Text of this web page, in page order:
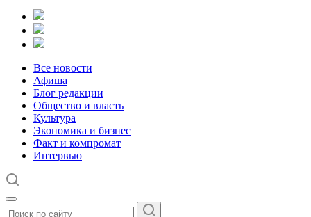
Все новости
Афиша
Блог редакции
Общество и власть
Культура
Экономика и бизнес
Факт и компромат
Интервью